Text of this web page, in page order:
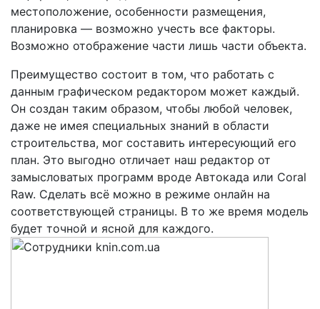
местоположение, особенности размещения,
планировка — возможно учесть все факторы.
Возможно отображение части лишь части объекта.
Преимущество состоит в том, что работать с
данным графическом редактором может каждый.
Он создан таким образом, чтобы любой человек,
даже не имея специальных знаний в области
строительства, мог составить интересующий его
план. Это выгодно отличает наш редактор от
замысловатых программ вроде Автокада или Coral
Raw. Сделать всё можно в режиме онлайн на
соответствующей страницы. В то же время модель
будет точной и ясной для каждого.